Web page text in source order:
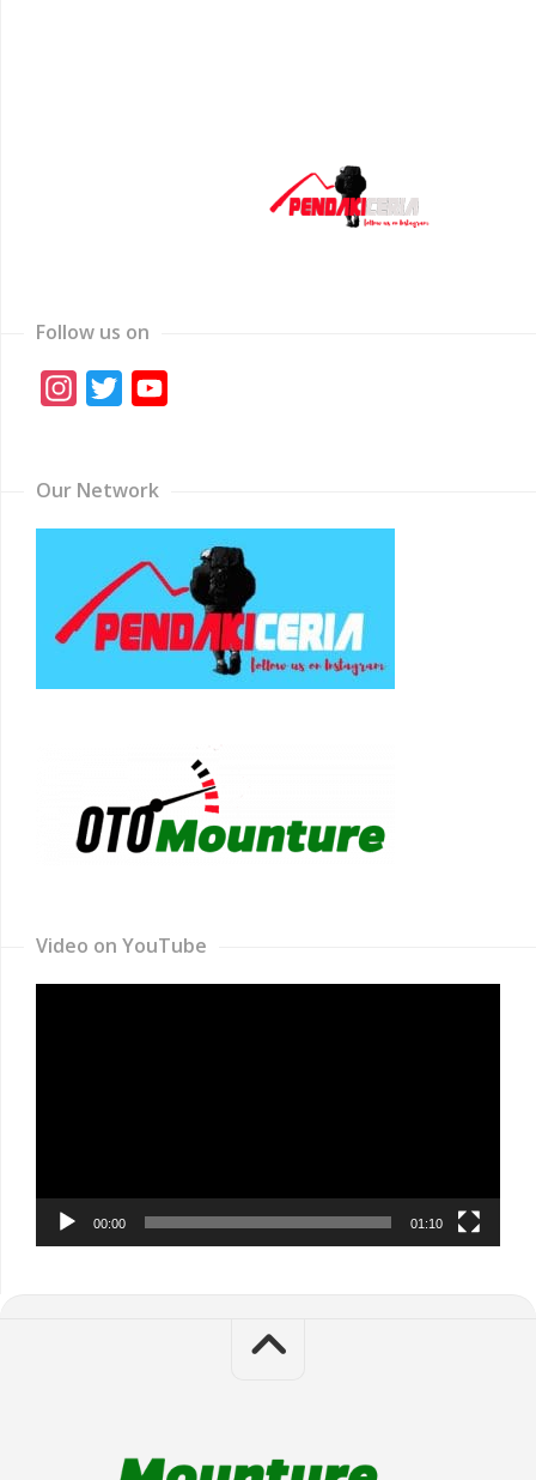
Follow us on
Instagram
Twitter
Our Network
Video on YouTube
00:00 01:10